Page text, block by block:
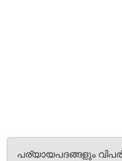
പര്യായപദങ്ങളും